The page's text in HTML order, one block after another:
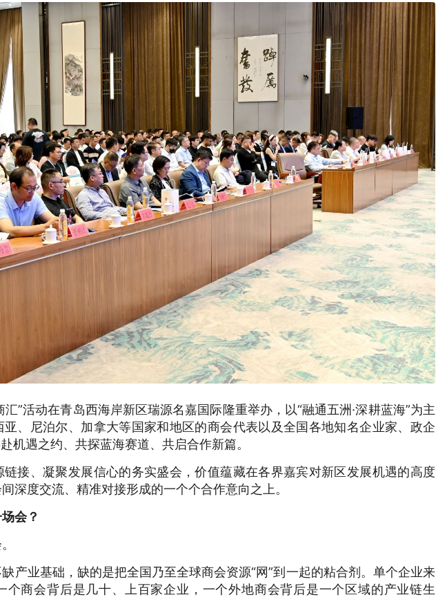
”活动在青岛西海岸新区瑞源名嘉国际隆重举办，以“融通五洲·深耕蓝海”为主
、尼泊尔、加拿大等国家和地区的商会代表以及全国各地知名企业家、政企
机遇之约、共探蓝海赛道、共启合作新篇。
接、凝聚发展信心的务实盛会，价值蕴藏在各界嘉宾对新区发展机遇的高度
深度交流、精准对接形成的一个个合作意向之上。
会？
产业基础，缺的是把全国乃至全球商会资源“网”到一起的粘合剂。单个企业来
个商会背后是几十、上百家企业，一个外地商会背后是一个区域的产业链生